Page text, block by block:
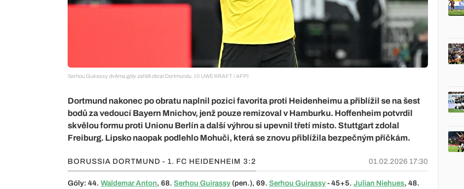
Serhou Guirassy dvěma góly zařídil obrat Dortmundu. (© UWE KRAFT / AFP)
Dortmund nakonec po obratu naplnil pozici favorita proti Heidenheimu a přiblížil se na šest
bodů za vedoucí Bayern Mnichov, jenž pouze remizoval v Hamburku. Hoffenheim potvrdil
skvělou formu proti Unionu Berlín a další výhrou si upevnil třetí místo. Stuttgart zdolal
Freiburg. Lipsko naopak podlehlo Mohuči, která se znovu přiblížila bezpečným příčkám.
BORUSSIA DORTMUND - 1. FC HEIDENHEIM 3:2 01.02.2026 17:30
Góly: 44. Waldemar Anton, 68. Serhou Guirassy (pen.), 69. Serhou Guirassy- 45+5. Julian Niehues, 48.